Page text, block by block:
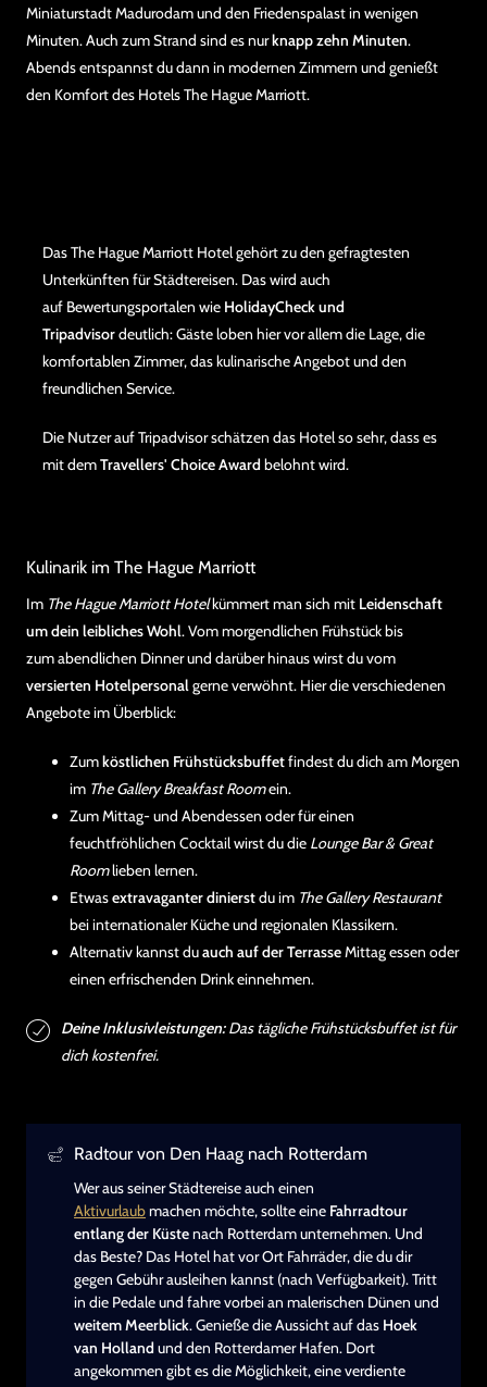
Miniaturstadt Madurodam und den Friedenspalast in wenigen
Minuten. Auch zum Strand sind es nurknapp zehn Minuten.
Abends entspannst du dann in modernen Zimmern und genießt
den Komfort des Hotels The Hague Marriott.
Das The Hague Marriott Hotel gehört zu den gefragtesten
Unterkünften für Städtereisen. Das wird auch
auf Bewertungsportalen wie HolidayCheck und
Tripadvisordeutlich: Gäste loben hier vor allem die Lage, die
komfortablen Zimmer, das kulinarische Angebot und den
freundlichen Service.
Die Nutzer auf Tripadvisor schätzen das Hotel so sehr, dass es
mit demTravellers' Choice Awardbelohnt wird.
Kulinarik im The Hague Marriott
Im The Hague Marriott Hotelkümmert man sich mit Leidenschaft
um dein leibliches Wohl. Vom morgendlichen Frühstück bis
zum abendlichen Dinner und darüber hinaus wirst du vom
versierten Hotelpersonalgerne verwöhnt. Hier die verschiedenen
Angebote im Überblick:
Zumköstlichen Frühstücksbuffetfindest du dich am Morgen
im The Gallery Breakfast Roomein.
Zum Mittag- und Abendessen oder für einen
feuchtfröhlichen Cocktail wirst du die Lounge Bar & Great
Roomlieben lernen.
Etwasextravaganter dinierstdu im The Gallery Restaurant
bei internationaler Küche und regionalen Klassikern.
Alternativ kannst duauch auf der TerrasseMittag essen oder
einen erfrischenden Drink einnehmen.
Deine Inklusivleistungen:Das tägliche Frühstücksbuffet ist für
dich kostenfrei.
Radtour von Den Haag nach Rotterdam
Wer aus seiner Städtereise auch einen
Aktivurlaubmachen möchte, sollte eine Fahrradtour
entlang der Küstenach Rotterdam unternehmen. Und
das Beste? Das Hotel hat vor Ort Fahrräder, die du dir
gegen Gebühr ausleihen kannst (nach Verfügbarkeit). Tritt
in die Pedale und fahre vorbei an malerischen Dünen und
weitem Meerblick. Genieße die Aussicht auf das Hoek
van Holland und den Rotterdamer Hafen. Dort
angekommen gibt es die Möglichkeit, eine verdiente